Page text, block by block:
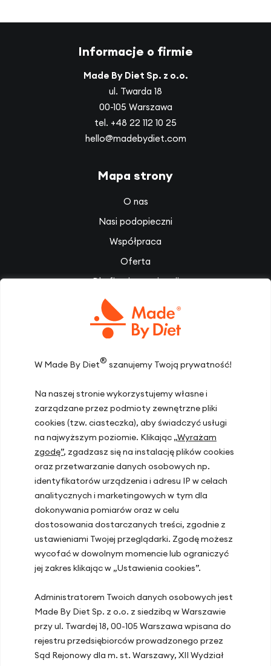
W Made By Diet® szanujemy Twoją prywatność!
Na naszej stronie wykorzystujemy własne i
zarządzane przez podmioty zewnętrzne pliki
cookies (tzw. ciasteczka), aby świadczyć usługi
na najwyższym poziomie. Klikając „Wyrażam
zgodę”, zgadzasz się na instalację plików cookies
oraz przetwarzanie danych osobowych np.
identyfikatorów urządzenia i adresu IP w celach
analitycznych i marketingowych w tym dla
dokonywania pomiarów oraz w celu
dostosowania dostarczanych treści, zgodnie z
ustawieniami Twojej przeglądarki. Zgodę możesz
wycofać w dowolnym momencie lub ograniczyć
jej zakres klikając w „Ustawienia cookies”.
Administratorem Twoich danych osobowych jest
Made By Diet Sp. z o.o. z siedzibą w Warszawie
przy ul. Twardej 18, 00-105 Warszawa wpisana do
rejestru przedsiębiorców prowadzonego przez
Sąd Rejonowy dla m. st. Warszawy, XII Wydział
Informacje o firmie
Made By Diet Sp. z o.o.
ul. Twarda 18
00-105 Warszawa
tel. +48 22 112 10 25
hello@madebydiet.com
Mapa strony
O nas
Nasi podopieczni
Współpraca
Oferta
Dla firm i organizacji
Słownik pojęć dietetycznych
Filmy
Dietoterapia
Inspiracje
Dołącz do nas
Kontakt
Lokalizacje gabinetów
Warszawa, ul. Hoża 51
Kraków, ul. Zakopiańska 72D
Gdańsk, ul. Mariana Hemara 17
Ostatnie artykuły
Hipoglikemia reaktywna – przyczyny,
objawy, dieta i leczenie
Spadek energii po lunchu? Jak dieta w
pracy poprawia koncentrację i